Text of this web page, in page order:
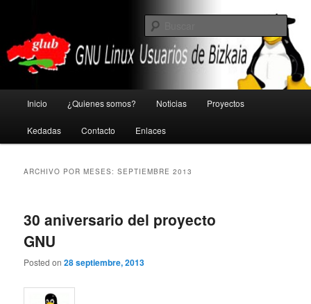
contenido
principal
contenido
secundarioGlub
principal
Inicio ¿Quienes somos? Noticias Proyectos
Kedadas Contacto Enlaces
ARCHIVO POR MESES:SEPTIEMBRE 2013
30 aniversario del proyecto
GNU
Posted on28 septiembre, 2013